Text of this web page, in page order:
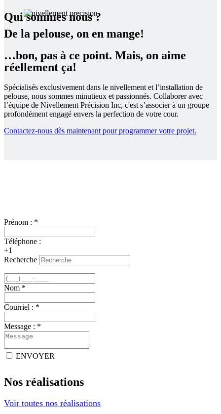
Qui sommes nous ?
De la pelouse, on en mange!
…bon, pas à ce point. Mais, on aime
réellement ça!
Spécialisés exclusivement dans le nivellement et l’installation de
pelouse, nous sommes minutieux et passionnés. Collaborer avec
l’équipe de Nivellement Précision Inc, c'est s’associer à un groupe
profondément engagé envers la perfection de votre cour.
Contactez-nous dès maintenant pour programmer votre projet.
Prénom : *
Téléphone :
+1
Recherche
Nom *
Courriel : *
Message : *
ENVOYER
Nos réalisations
Voir toutes nos réalisations